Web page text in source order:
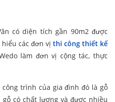
có diện tích gần 90m2 được
các đơn vị thi công thiết kế
làm đơn vị cộng tác, thực
trình của gia đình đó là gỗ
có chất lượng và được nhiều